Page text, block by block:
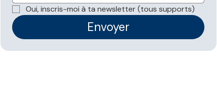
nécessaires pour apparaître dans les
réponses IA ?
Oui, inscris-moi à ta newsletter (tous supports)
Envoyer